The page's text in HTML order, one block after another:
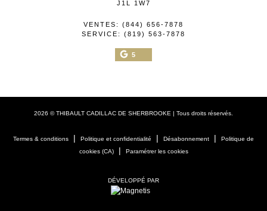
J1L 1W7
VENTES: (844) 656-7878
SERVICE: (819) 563-7878
5
2026 © THIBAULT CADILLAC DE SHERBROOKE | Tous droits réservés.
Termes & conditions | Politique et confidentialité | Désabonnement |
Politique de
cookies (CA)| Paramétrer les cookies
DÉVELOPPÉ PAR